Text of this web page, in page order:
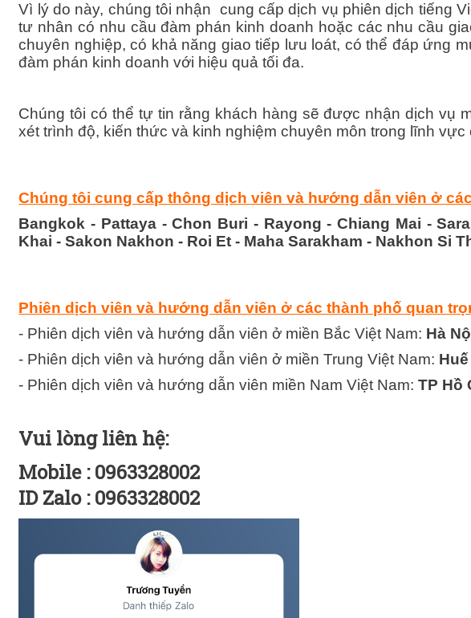
Vì lý do này, chúng tôi nhận cung cấp dịch vụ phiên dịch tiếng
tư nhân có nhu cầu đàm phán kinh doanh hoặc các nhu cầu
chuyên nghiệp, có khả năng giao tiếp lưu loát, có thể đáp ứng
đàm phán kinh doanh với hiệu quả tối đa.
Chúng tôi có thể tự tin rằng khách hàng sẽ được nhận dịch vụ
xét trình độ, kiến ​​thức và kinh nghiệm chuyên môn trong lĩnh
Chúng tôi cung cấp thông dịch viên và hướng dẫn viên ở
Bangkok - Pattaya - Chon Buri - Rayong - Chiang Mai -
Khai - Sakon Nakhon - Roi Et - Maha Sarakham - Nakhon Si
Phiên dịch viên và hướng dẫn viên ở các thành phố quan
- Phiên dịch viên và hướng dẫn viên ở miền Bắc Việt Nam: Hà
- Phiên dịch viên và hướng dẫn viên ở miền Trung Việt Nam:
- Phiên dịch viên và hướng dẫn viên miền Nam Việt Nam:TP Hồ
Vui lòng liên hệ:
Mobile : 0963328002
ID Zalo : 0963328002